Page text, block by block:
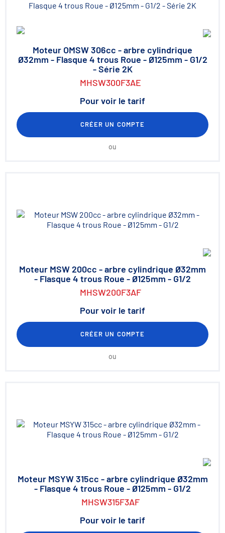
Moteur OMSW 306cc - arbre cylindrique
Ø32mm - Flasque 4 trous Roue - Ø125mm - G1/2
- Série 2K
MHSW300F3AE
Pour voir le tarif
CRÉER UN COMPTE
ou
Moteur MSW 200cc - arbre cylindrique Ø32mm
- Flasque 4 trous Roue - Ø125mm - G1/2
MHSW200F3AF
Pour voir le tarif
CRÉER UN COMPTE
ou
Moteur MSYW 315cc - arbre cylindrique Ø32mm
- Flasque 4 trous Roue - Ø125mm - G1/2
MHSW315F3AF
Pour voir le tarif